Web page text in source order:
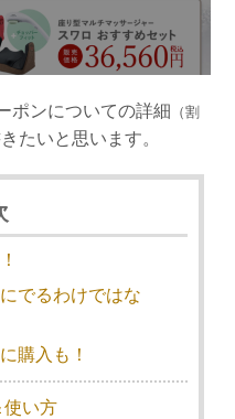
ポンについての詳細 （割
たいと思います。
でるわけではな
購入も！
使い方